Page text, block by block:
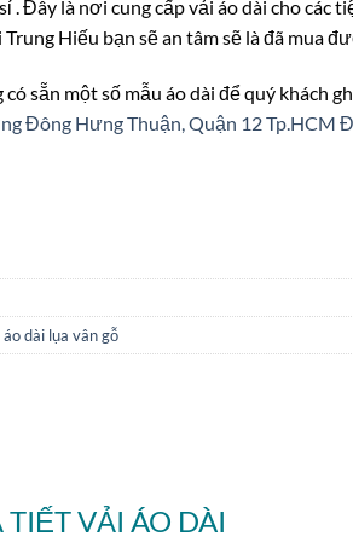
. Đây là nơi cung cấp vải áo dài cho
Trung Hiếu bạn sẽ an tâm sẽ là đã mua
sẵn một số mẫu áo dài để quý khách
Đông Hưng Thuận, Quận 12 Tp.HCM
dài lụa vân gỗ
TIẾT VẢI ÁO DÀI